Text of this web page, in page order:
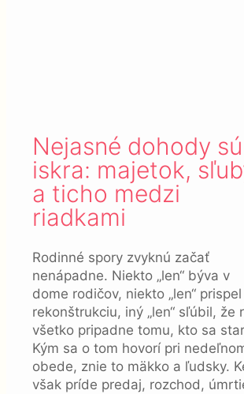
Nejasné dohody sú
iskra: majetok,
a ticho medzi
riadkami
Rodinné spory zvyknú začať
nenápadne. Niekto „len“ býva v
dome rodičov, niekto „len“
rekonštrukciu, iný „len“ sľúbil, že
všetko pripadne tomu, kto sa
Kým sa o tom hovorí pri
obede, znie to mäkko a ľudsky.
však príde predaj, rozchod,